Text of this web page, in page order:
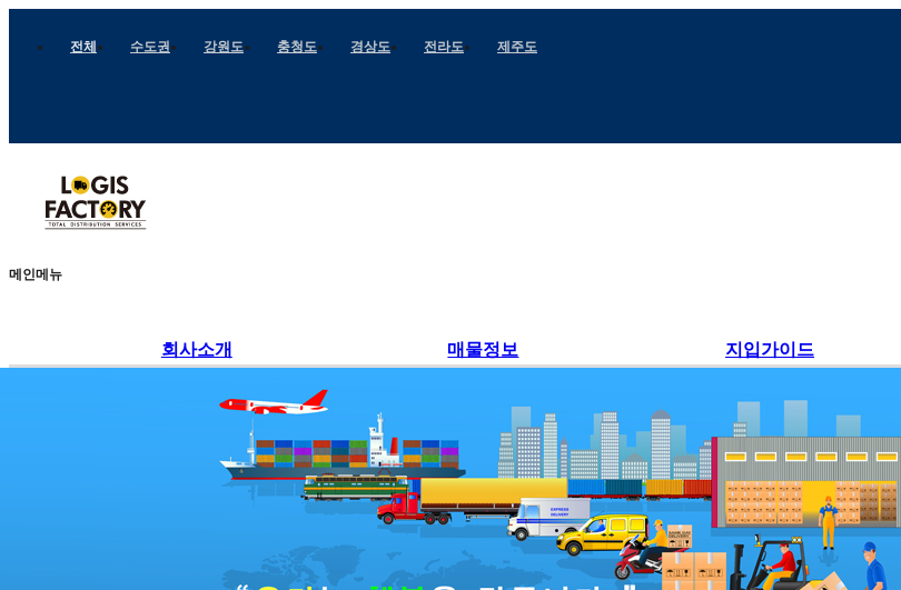
전체 수도권 강원도 충청도 경상도 전라도 제주도
메인메뉴
회사소개 매물정보 지입가이드